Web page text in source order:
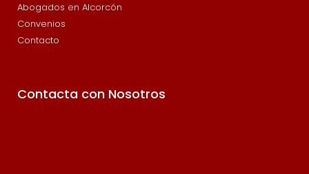
Abogados en Alcorcón
Convenios
Contacto
Contacta con Nosotros